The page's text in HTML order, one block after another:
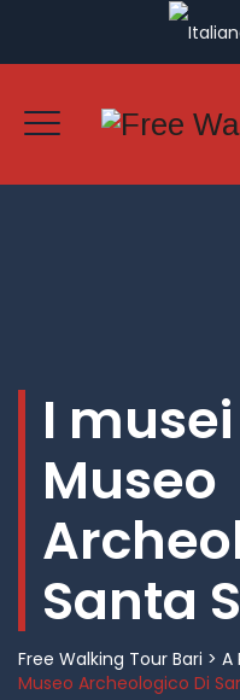
I
Museo
Santa
Free Walking Tour Bari > A
Museo Archeologico Di